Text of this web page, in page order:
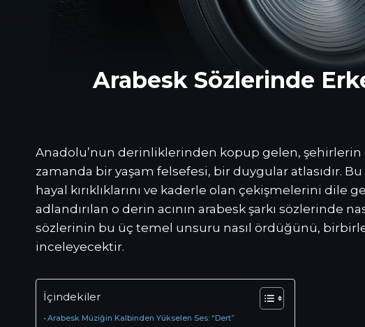
Arabesk Sözlerinde
Anadolu’nun derinliklerinden kopup gelen, şehirlerin
zamanda bir yaşam felsefesi, bir duygular atlasıdır.
hayal kırıklıklarını ve kaderle olan çekişmelerini dile
adlandırılan o derin acının arabesk şarkı
sözlerinin bu üç temel unsuru nasıl ördüğünü,
inceleyecektir.
İçindekiler
Arabesk Müziğin Kalbinden Yükselen Ses: “Dert”